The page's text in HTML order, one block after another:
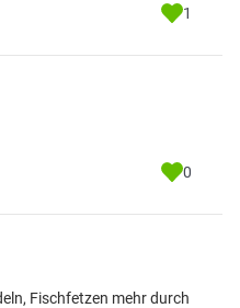
1
0
Fischfetzen mehr durch